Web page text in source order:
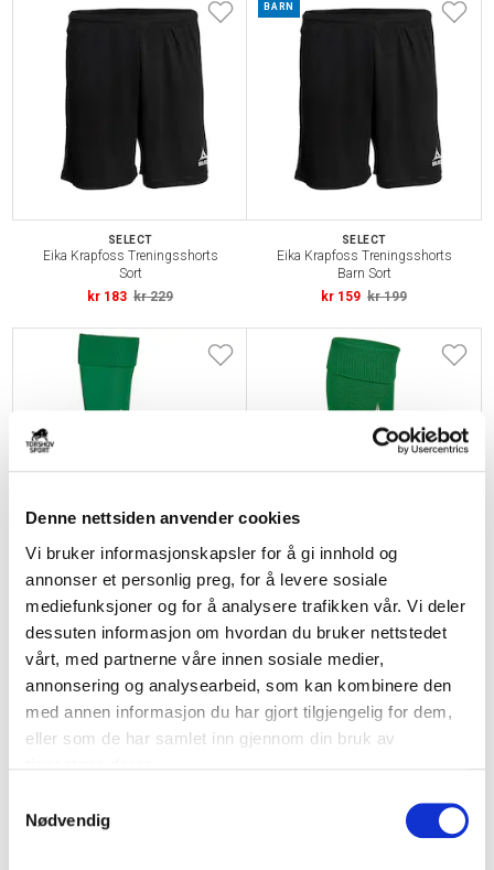
Denne nettsiden anvender cookies
Vi bruker informasjonskapsler for å gi innhold og
annonser et personlig preg, for å levere sosiale
mediefunksjoner og for å analysere trafikken vår. Vi deler
dessuten informasjon om hvordan du bruker nettstedet
vårt, med partnerne våre innen sosiale medier,
annonsering og analysearbeid, som kan kombinere den
med annen informasjon du har gjort tilgjengelig for dem,
eller som de har samlet inn gjennom din bruk av
Nødvendig
SELECT
Eika Krapfoss Treningsshorts
Sort
kr 183 kr 229
BARN
SELECT
Eika Krapfoss Treningsshorts
Barn Sort
kr 159 kr 199
SELECT
Eika Krapfoss Fotballstrømper
Grønn
kr 119 kr 149
SELECT
Eika Krapfoss Fotballstrømper
Elite Grønn
kr 119
kr 149